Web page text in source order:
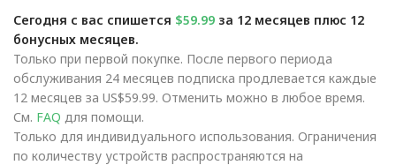
Сегодня с вас спишется $59.99 за 12 месяцев плюс 12
бонусных месяцев.
Только при первой покупке. После первого периода
обслуживания 24 месяцев подписка продлевается каждые
12 месяцев за US$59.99. Отменить можно в любое время.
См. FAQ для помощи.
Только для индивидуального использования. Ограничения
по количеству устройств распространяются на